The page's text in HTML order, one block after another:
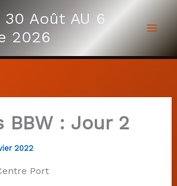
30 Août AU 6
2026
BBW : Jour 2
2022
Port